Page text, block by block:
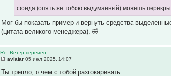
фонда (опять же тобою выдуманный) можешь
Мог бы показать пример и вернуть средства
(цитата великого менеджера). 🤣
Re: Ветер перемен
aviafar 05 июл 2025, 14:07
Ты трепло, о чем с тобой разговаривать.